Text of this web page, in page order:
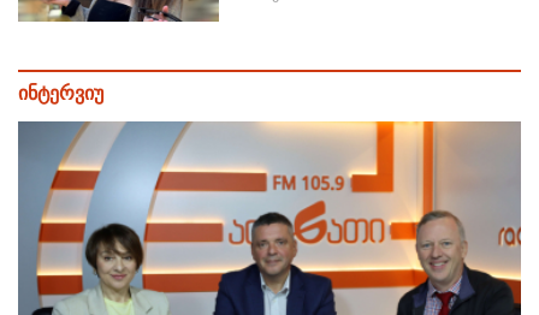
ინტერვიუ